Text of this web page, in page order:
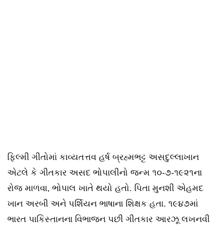
ફિલ્મી ગીતોમાં કાવ્યતત્તવ હર્ષ બ્રહ્મભટ્ટ અસદુલ્લાખાન
એટલે કે ગીતકાર અસદ ભોપાલીનો જન્મ ૧૦-૭-૧૯૨૧ના
રોજ માળવા, ભોપાલ ખાતે થયો હતો. પિતા મુનશી એહમદ
ખાન અરબી અને પર્શિયન ભાષાના શિક્ષક હતા. ૧૯૪૭માં
ભારત પાકિસ્તાનના વિભાજન પછી ગીતકાર આરઝૂ લખનવી